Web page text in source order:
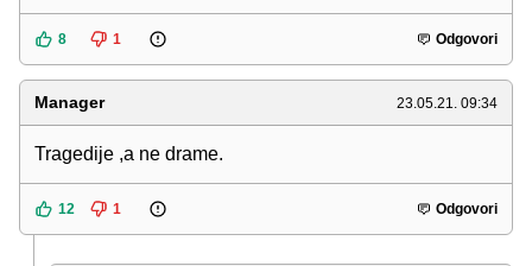
8 1 Odgovori
Manager 23.05.21. 09:34
Tragedije ,a ne drame.
12 1 Odgovori